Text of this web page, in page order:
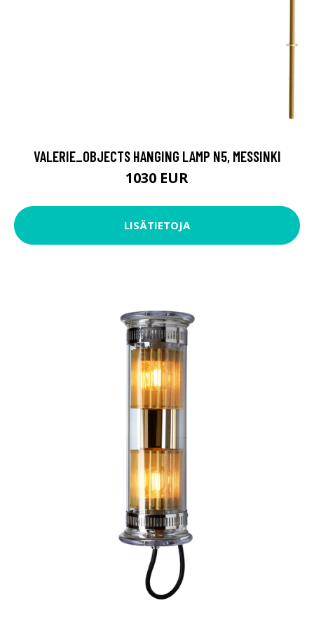
VALERIE_OBJECTS HANGING LAMP N5, MESSINKI
1030 EUR
LISÄTIETOJA